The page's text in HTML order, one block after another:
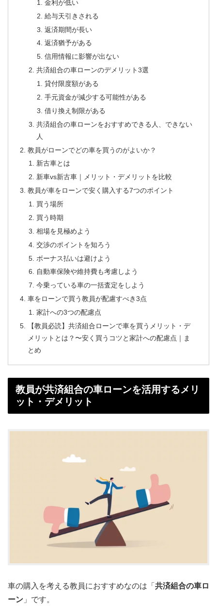
金利が低い
給与天引きされる
返済期間が長い
返済猶予がある
信用情報に影響が出ない
共済組合の車ローンのデメリット3選
貸付限度額がある
手元資金が減少する可能性がある
借り換え制限がある
共済組合の車ローンをおすすめできる人、できない
人
教員がローンでどの車を買うのがよいか？
新古車とは
新車vs新古車｜メリット・デメリットを比較
教員が車をローンで安く購入する7つのポイント
買う場所
買う時期
相場を見極めよう
交渉のポイントを知ろう
ボーナス払いは避けよう
自動車保険や維持費も考慮しよう
今乗っている車の一括査定をしよう
車をローンで買う教員が配慮すべき3点
家計への3つの配慮点
【教員必読】共済組合ローンで車を買うメリット・デ
メリットとは？〜安く買うコツと家計への配慮点｜ま
とめ
教員が共済組合の車ローンを活用するメリ
ット・デメリット
車の購入を考える教員におすすめなのは「 共済組合の車ロ
ーン 」です。